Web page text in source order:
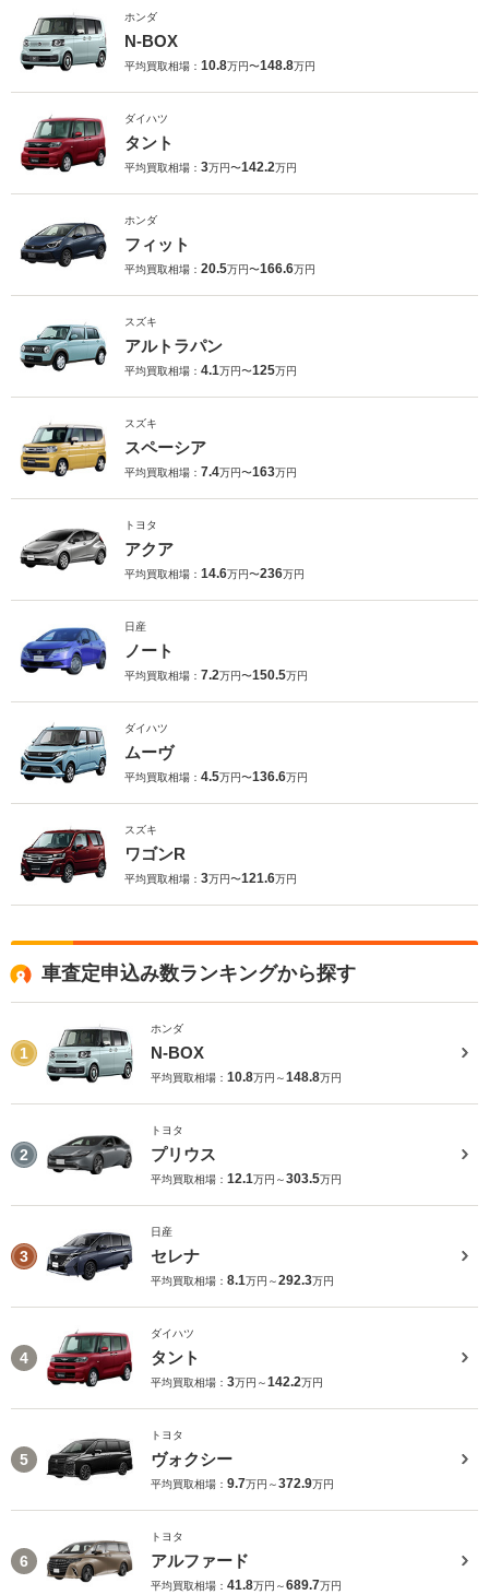
ホンダ
N-BOX
平均買取相場： 10.8万円〜148.8万円
ダイハツ
タント
平均買取相場： 3万円〜142.2万円
ホンダ
フィット
平均買取相場： 20.5万円〜166.6万円
スズキ
アルトラパン
平均買取相場： 4.1万円〜125万円
スズキ
スペーシア
平均買取相場： 7.4万円〜163万円
トヨタ
アクア
平均買取相場： 14.6万円〜236万円
日産
ノート
平均買取相場： 7.2万円〜150.5万円
ダイハツ
ムーヴ
平均買取相場： 4.5万円〜136.6万円
スズキ
ワゴンR
平均買取相場： 3万円〜121.6万円
車査定申込み数ランキングから探す
1
ホンダ
N-BOX
平均買取相場： 10.8万円～148.8万円
2
トヨタ
プリウス
平均買取相場： 12.1万円～303.5万円
3
日産
セレナ
平均買取相場： 8.1万円～292.3万円
4
ダイハツ
タント
平均買取相場： 3万円～142.2万円
5
トヨタ
ヴォクシー
平均買取相場： 9.7万円～372.9万円
6
トヨタ
アルファード
平均買取相場： 41.8万円～689.7万円